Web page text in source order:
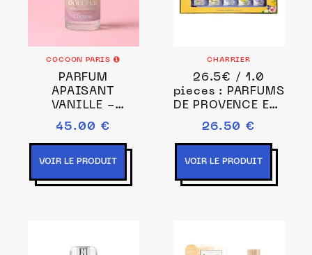
COCOON PARIS
PARFUM
APAISANT
VANILLE -
DOUCEUR
45.00 €
VOIR LE PRODUIT
CHARRIER
26.5€ / 1.0
pieces : PARFUMS
DE PROVENCE Eau
de toilette 1
pieces female
26.50 €
VOIR LE PRODUIT